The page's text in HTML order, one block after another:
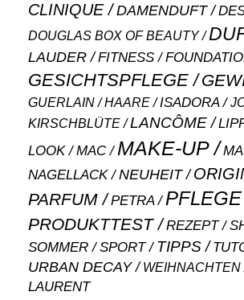
CLINIQUE DAMENDUFT
DOUGLAS BOX OF BEAUTY
LAUDER
FITNESS
GESICHTSPFLEGE
GUERLAIN HAARE ISADORA
KIRSCHBLÜTE LANCÔME
LOOK MAC MAKE-UP
NAGELLACK NEUHEIT
PARFUM PETRA PFLEGE
PRODUKTTEST REZEPT
SOMMER SPORT TIPPS
URBAN DECAY WEIHNACHTEN
LAURENT